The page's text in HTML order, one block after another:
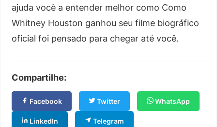
ajuda você a entender melhor como Como
Whitney Houston ganhou seu filme biográfico
oficial foi pensado para chegar até você.
Compartilhe:
Facebook Twitter WhatsApp
LinkedIn Telegram